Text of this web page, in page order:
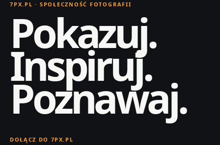
7PX.PL · SPOŁECZNOŚĆ FOTOGRAFII
Pokazuj.
Inspiruj.
Poznawaj.
DOŁĄCZ DO 7PX.PL